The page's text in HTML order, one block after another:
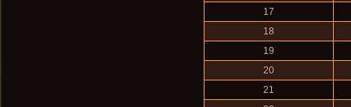
17
18
19
20
21